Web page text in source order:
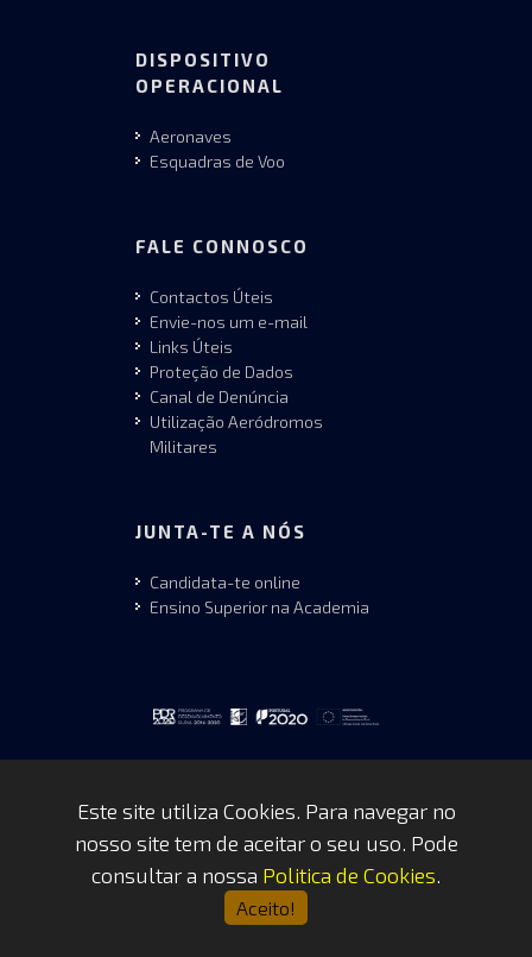
DISPOSITIVO
OPERACIONAL
Aeronaves
Esquadras de Voo
FALE CONNOSCO
Contactos Úteis
Envie-nos um e-mail
Links Úteis
Proteção de Dados
Canal de Denúncia
Utilização Aeródromos
Militares
JUNTA-TE A NÓS
Candidata-te online
Ensino Superior na Academia
Copyrights © 2026 by FAP - DCSI -
WEBTEAM
Este site utiliza Cookies. Para navegar no
nosso site tem de aceitar o seu uso. Pode
consultar a nossa Politica de Cookies.
Aceito!